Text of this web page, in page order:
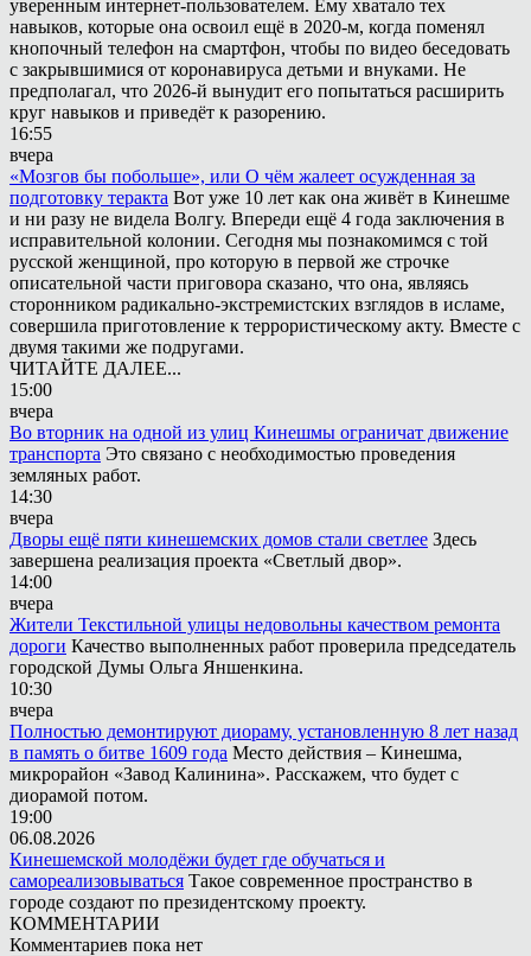
уверенным интернет-пользователем. Ему хватало тех
навыков, которые она освоил ещё в 2020-м, когда поменял
кнопочный телефон на смартфон, чтобы по видео беседовать
с закрывшимися от коронавируса детьми и внуками. Не
предполагал, что 2026-й вынудит его попытаться расширить
круг навыков и приведёт к разорению.
16:55
вчера
«Мозгов бы побольше», или О чём жалеет осужденная за
подготовку теракта Вот уже 10 лет как она живёт в Кинешме
и ни разу не видела Волгу. Впереди ещё 4 года заключения в
исправительной колонии. Сегодня мы познакомимся с той
русской женщиной, про которую в первой же строчке
описательной части приговора сказано, что она, являясь
сторонником радикально-экстремистских взглядов в исламе,
совершила приготовление к террористическому акту. Вместе с
двумя такими же подругами.
ЧИТАЙТЕ ДАЛЕЕ...
15:00
вчера
Во вторник на одной из улиц Кинешмы ограничат движение
транспорта Это связано с необходимостью проведения
земляных работ.
14:30
вчера
Дворы ещё пяти кинешемских домов стали светлее Здесь
завершена реализация проекта «Светлый двор».
14:00
вчера
Жители Текстильной улицы недовольны качеством ремонта
дороги Качество выполненных работ проверила председатель
городской Думы Ольга Яншенкина.
10:30
вчера
Полностью демонтируют диораму, установленную 8 лет назад
в память о битве 1609 года Место действия – Кинешма,
микрорайон «Завод Калинина». Расскажем, что будет с
диорамой потом.
19:00
06.08.2026
Кинешемской молодёжи будет где обучаться и
самореализовываться Такое современное пространство в
городе создают по президентскому проекту.
КОММЕНТАРИИ
Комментариев пока нет